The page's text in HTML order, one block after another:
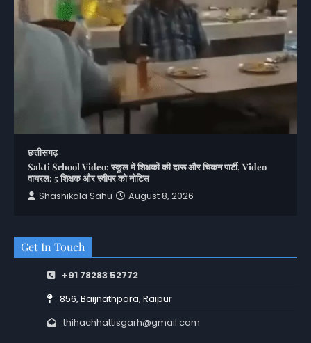
छत्तीसगढ़
Sakti School Video: स्कूल में शिक्षकों की दारू और चिकन पार्टी, Video
वायरल; 5 शिक्षक और स्वीपर को नोटिस
Shashikala Sahu
August 8, 2026
Get In Touch
+91 78283 52772
856, Baijnathpara, Raipur
thihachhattisgarh@gmail.com